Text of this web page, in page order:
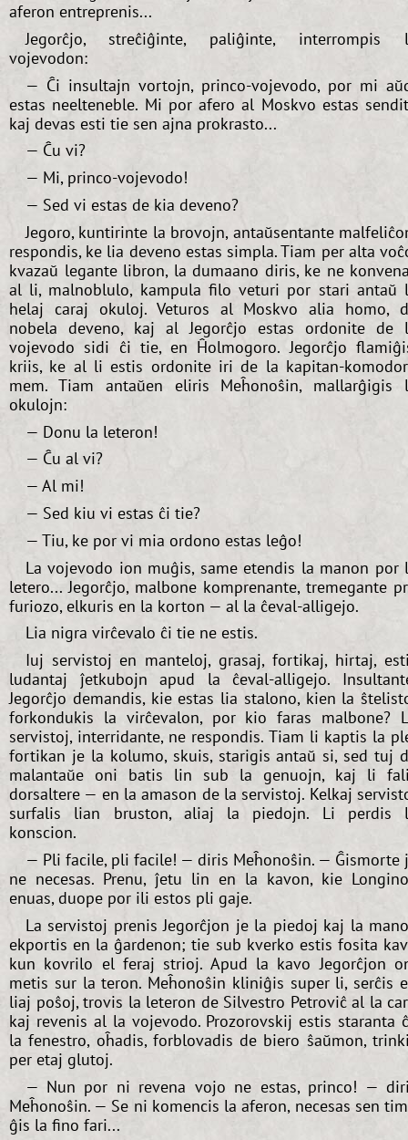
aferon entreprenis...
Jegorĉjo, streĉiĝinte, paliĝinte, interrompis
vojevodon:
— Ĉi insultajn vortojn, princo-vojevodo, por mi
estas neelteneble. Mi por afero al Moskvo estas
kaj devas esti tie sen ajna prokrasto...
— Ĉu vi?
— Mi, princo-vojevodo!
— Sed vi estas de kia deveno?
Jegoro, kuntirinte la brovojn, antaŭsentante
respondis, ke lia deveno estas simpla. Tiam per alta
kvazaŭ legante libron, la dumaano diris, ke ne
al li, malnoblulo, kampula filo veturi por stari antaŭ
helaj caraj okuloj. Veturos al Moskvo alia homo,
nobela deveno, kaj al Jegorĉjo estas ordonite de
vojevodo sidi ĉi tie, en Ĥolmogoro. Jegorĉjo
kriis, ke al li estis ordonite iri de la kapitan-
mem. Tiam antaŭen eliris Meĥonoŝin, mallarĝigis
okulojn:
— Donu la leteron!
— Ĉu al vi?
— Al mi!
— Sed kiu vi estas ĉi tie?
— Tiu, ke por vi mia ordono estas leĝo!
La vojevodo ion muĝis, same etendis la manon por
letero... Jegorĉjo, malbone komprenante, tremegante
furiozo, elkuris en la korton — al la ĉeval-alligejo.
Lia nigra virĉevalo ĉi tie ne estis.
Iuj servistoj en manteloj, grasaj, fortikaj, hirtaj,
ludantaj ĵetkubojn apud la ĉeval-alligejo.
Jegorĉjo demandis, kie estas lia stalono, kien la
forkondukis la virĉevalon, por kio faras malbone?
servistoj, interridante, ne respondis. Tiam li kaptis la
fortikan je la kolumo, skuis, starigis antaŭ si, sed tuj
malantaŭe oni batis lin sub la genuojn, kaj li
dorsaltere — en la amason de la servistoj. Kelkaj
surfalis lian bruston, aliaj la piedojn. Li perdis
konscion.
— Pli facile, pli facile! — diris Meĥonoŝin. — Ĝismorte
ne necesas. Prenu, ĵetu lin en la kavon, kie
enuas, duope por ili estos pli gaje.
La servistoj prenis Jegorĉjon je la piedoj kaj la
ekportis en la ĝardenon; tie sub kverko estis fosita
kun kovrilo el feraj strioj. Apud la kavo Jegorĉjon
metis sur la teron. Meĥonoŝin kliniĝis super li, serĉis
liaj poŝoj, trovis la leteron de Silvestro Petroviĉ al la
kaj revenis al la vojevodo. Prozorovskij estis staranta
la fenestro, oĥadis, forblovadis de biero ŝaŭmon,
per etaj glutoj.
— Nun por ni revena vojo ne estas, princo! —
Meĥonoŝin. — Se ni komencis la aferon, necesas sen
ĝis la fino fari...